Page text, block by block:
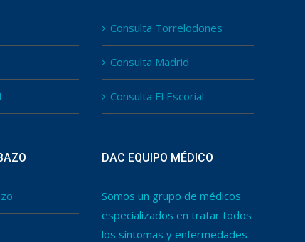
Consulta Torrelodones
Consulta Madrid
Consulta El Escorial
DAC EQUIPO MÉDICO
Somos un grupo de médicos
especializados en tratar todos
los síntomas y enfermedades